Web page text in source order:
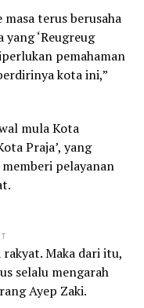
terus berusaha
‘Reugreug
pemahaman
kota ini,”
mula Kota
Praja’, yang
pelayanan
rakyat. Maka dari itu,
selalu mengarah
Ayep Zaki.